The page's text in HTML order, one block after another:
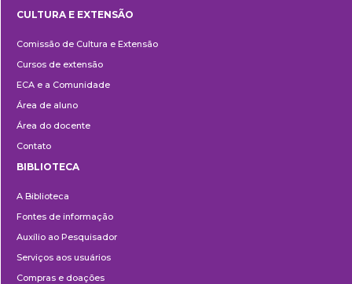
e
Extensão
CULTURA E EXTENSÃO
Comissão de Cultura e Extensão
Cursos de extensão
ECA e a Comunidade
Área de aluno
Área do docente
Contato
BIBLIOTECA
A Biblioteca
Fontes de informação
Auxílio ao Pesquisador
Serviços aos usuários
Compras e doações